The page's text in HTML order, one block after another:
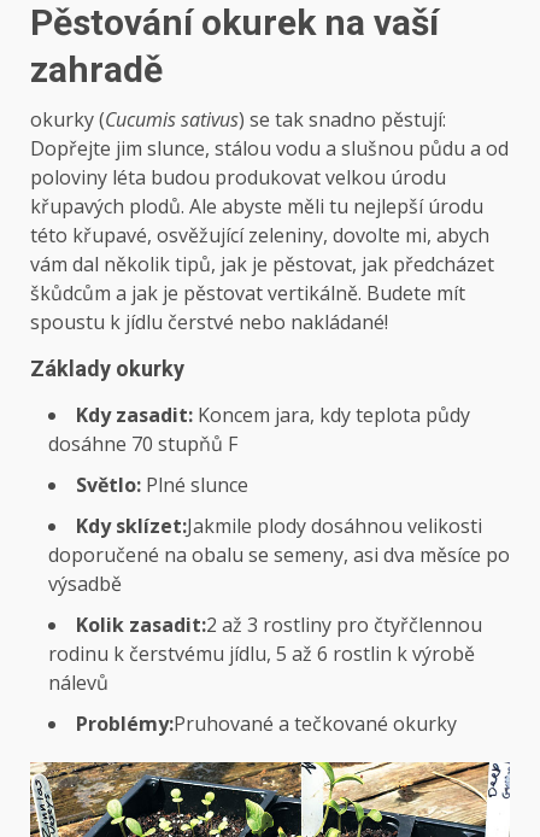
Pěstování okurek na vaší
zahradě
okurky (Cucumis sativus) se tak snadno pěstují:
Dopřejte jim slunce, stálou vodu a slušnou půdu a od
poloviny léta budou produkovat velkou úrodu
křupavých plodů. Ale abyste měli tu nejlepší úrodu
této křupavé, osvěžující zeleniny, dovolte mi, abych
vám dal několik tipů, jak je pěstovat, jak předcházet
škůdcům a jak je pěstovat vertikálně. Budete mít
spoustu k jídlu čerstvé nebo nakládané!
Základy okurky
Kdy zasadit: Koncem jara, kdy teplota půdy
dosáhne 70 stupňů F
Světlo: Plné slunce
Kdy sklízet:Jakmile plody dosáhnou velikosti
doporučené na obalu se semeny, asi dva měsíce po
výsadbě
Kolik zasadit:2 až 3 rostliny pro čtyřčlennou
rodinu k čerstvému ​​jídlu, 5 až 6 rostlin k výrobě
nálevů
Problémy:Pruhované a tečkované okurky